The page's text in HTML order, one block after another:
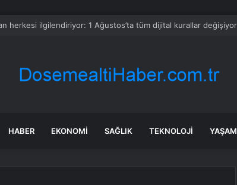
kilosu 300 liraya fırladı, emekli isyan etti
HABER EKONOMI SAĞLIK TEKNOLOJI YAŞAM